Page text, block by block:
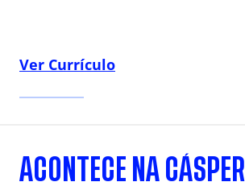
Ver Currículo
ACONTECE NA CÁSPER